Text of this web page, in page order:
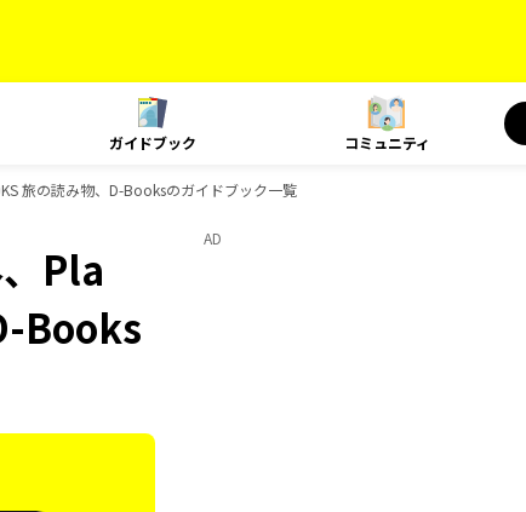
ガイドブック コミュニティ
旅の読み物、D-Booksのガイドブック一覧
Pla
Books
AD